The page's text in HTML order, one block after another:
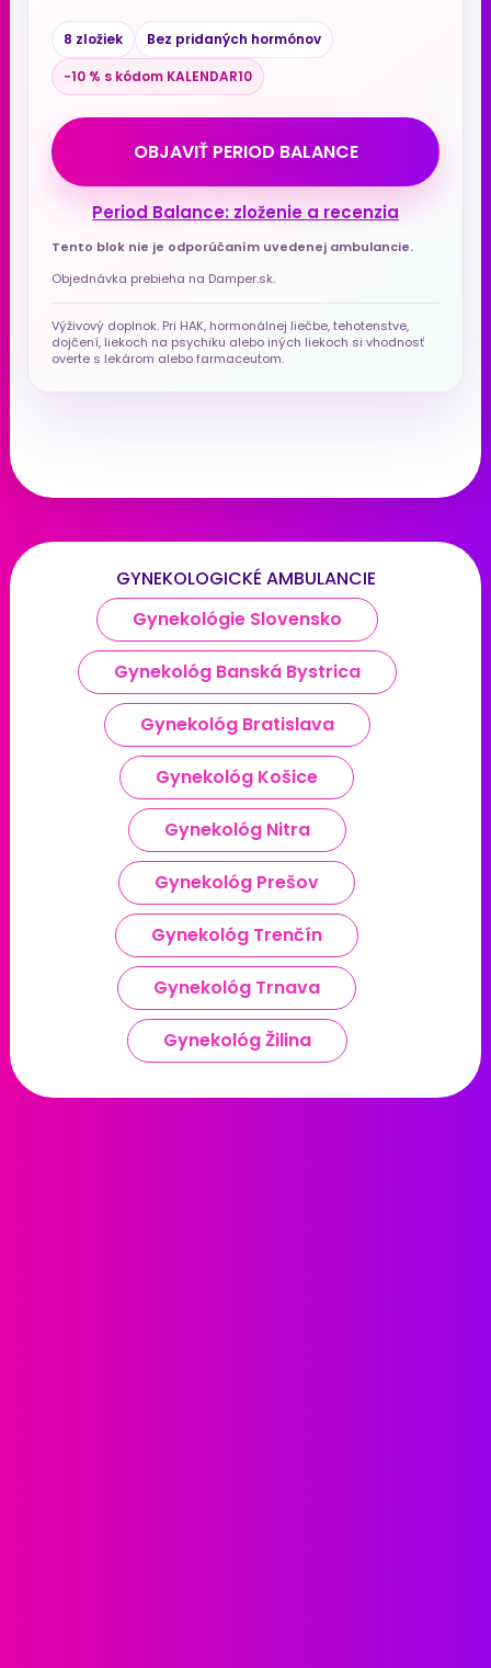
8 zložiek
Bez pridaných hormónov
−10 % s kódom KALENDAR10
OBJAVIŤ PERIOD BALANCE
Period Balance: zloženie a recenzia
Tento blok nie je odporúčaním uvedenej ambulancie.
Objednávka prebieha na Damper.sk.
Výživový doplnok. Pri HAK, hormonálnej liečbe, tehotenstve,
dojčení, liekoch na psychiku alebo iných liekoch si vhodnosť
overte s lekárom alebo farmaceutom.
GYNEKOLOGICKÉ AMBULANCIE
Gynekológie Slovensko
Gynekológ Banská Bystrica
Gynekológ Bratislava
Gynekológ Košice
Gynekológ Nitra
Gynekológ Prešov
Gynekológ Trenčín
Gynekológ Trnava
Gynekológ Žilina